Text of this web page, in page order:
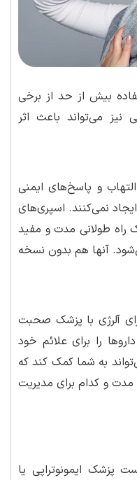
بیش از حد از برخی
می‌تواند باعث اثر
التهاب و پاسخ‌های ایمنی
نمی‌کنند. اسپری‌های
راه طولانی مدت و مفید
آنها هم بدون نسخه
آلرژی با پزشک صحبت
را برای علائم خود
به شما کمک کند که
مدت و کدام برای مدیریت
پزشک ایمونوتراپی یا